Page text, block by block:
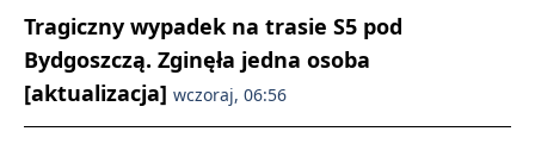
Tragiczny wypadek na trasie S5 pod
Bydgoszczą. Zginęła jedna osoba
[aktualizacja] wczoraj, 06:56